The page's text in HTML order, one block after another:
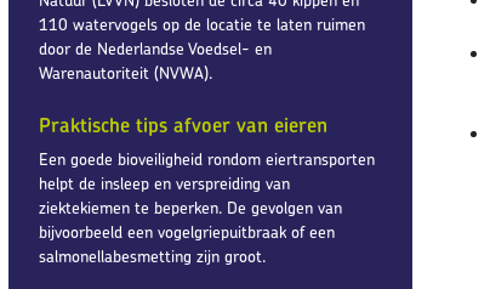
110 watervogels op de locatie te laten ruimen
door de Nederlandse Voedsel- en
Warenautoriteit (NVWA).
Praktische tips afvoer van eieren
Een goede bioveiligheid rondom eiertransporten
helpt de insleep en verspreiding van
ziektekiemen te beperken. De gevolgen van
bijvoorbeeld een vogelgriepuitbraak of een
salmonellabesmetting zijn groot.